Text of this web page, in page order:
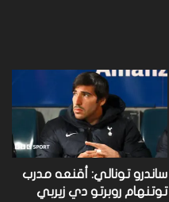
ساندرو تونالي: أقنعه مدرب
توتنهام روبرتو دي زيربي